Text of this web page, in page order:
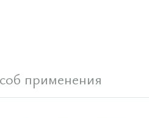
применения